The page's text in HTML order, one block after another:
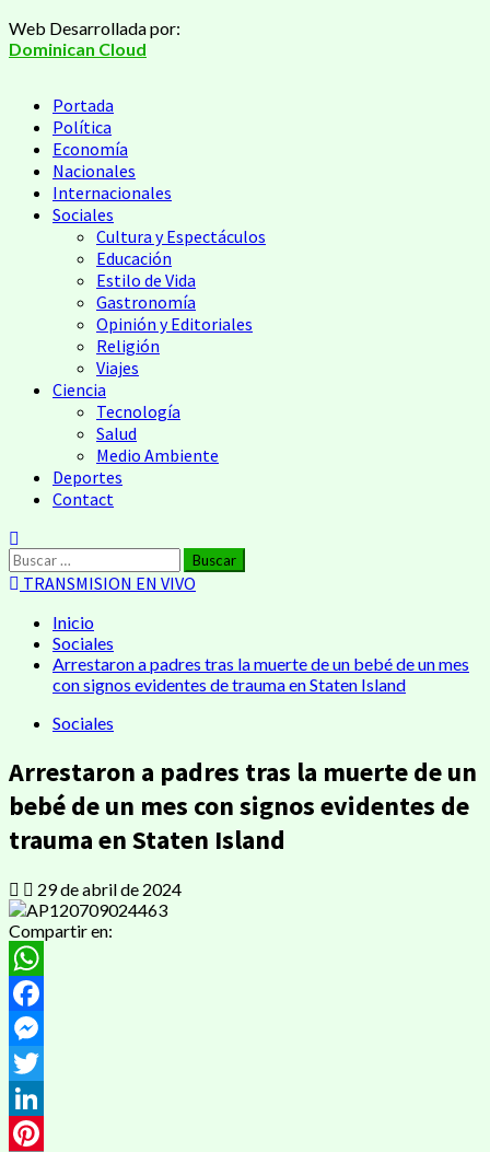
Saltar
al
Web Desarrollada por:
Dominican Cloud
Menú
principal
Portada
Política
Economía
Nacionales
Internacionales
Sociales
Cultura y Espectáculos
Educación
Estilo de Vida
Gastronomía
Opinión y Editoriales
Religión
Viajes
Ciencia
Tecnología
Salud
Medio Ambiente
Deportes
Contact
Buscar:
TRANSMISION EN VIVO
Inicio
Sociales
Arrestaron a padres tras la muerte de un bebé de un mes
con signos evidentes de trauma en Staten Island
Sociales
Arrestaron a padres tras la muerte de un
bebé de un mes con signos evidentes de
trauma en Staten Island
29 de abril de 2024
Compartir en:
WhatsApp
Facebook
Messenger
Twitter
LinkedIn